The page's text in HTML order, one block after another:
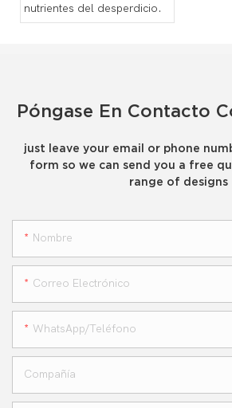
nutrientes del desperdicio.
Póngase En Contacto
just leave your email or phone
form so we can send you a free
range of designs
Nombre
Correo Electrónico
WhatsApp/teléfono
Compañía